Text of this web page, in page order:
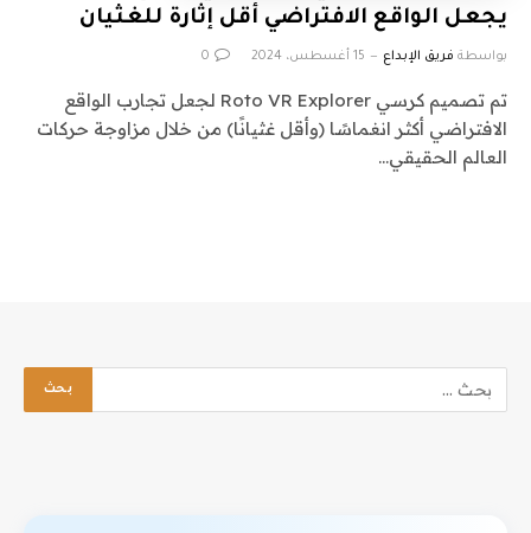
يجعل الواقع الافتراضي أقل إثارة للغثيان
بواسطة فريق الإبداع 15 أغسطس، 2024 0
تم تصميم كرسي Roto VR Explorer لجعل تجارب الواقع
الافتراضي أكثر انغماسًا (وأقل غثيانًا) من خلال مزاوجة حركات
العالم الحقيقي…